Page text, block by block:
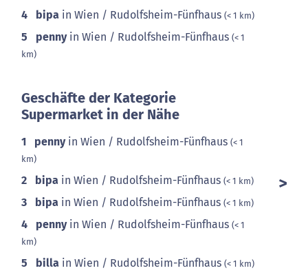
4 bipa in Wien / Rudolfsheim-Fünfhaus (< 1 km)
5 pennyin Wien / Rudolfsheim-Fünfhaus (< 1
km)
Geschäfte der Kategorie
Supermarket in der Nähe
1 pennyin Wien / Rudolfsheim-Fünfhaus (< 1
km)
2 bipa in Wien / Rudolfsheim-Fünfhaus (< 1 km)
3 bipa in Wien / Rudolfsheim-Fünfhaus (< 1 km)
4 pennyin Wien / Rudolfsheim-Fünfhaus (< 1
km)
5 billa in Wien / Rudolfsheim-Fünfhaus (< 1 km)